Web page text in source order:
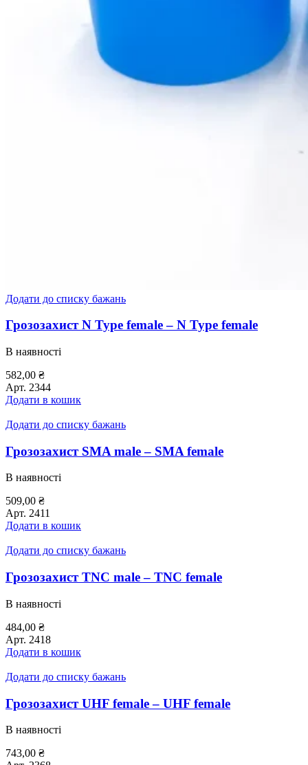
Додати до списку бажань
Грозозахист N Type female – N Type female
В наявності
582,00 ₴
Арт. 2344
Додати в кошик
Додати до списку бажань
Грозозахист SMA male – SMA female
В наявності
509,00 ₴
Арт. 2411
Додати в кошик
Додати до списку бажань
Грозозахист TNC male – TNC female
В наявності
484,00 ₴
Арт. 2418
Додати в кошик
Додати до списку бажань
Грозозахист UHF female – UHF female
В наявності
743,00 ₴